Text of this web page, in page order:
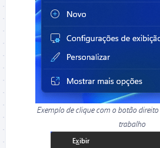
Exemplo de clique com o botão
trabalho